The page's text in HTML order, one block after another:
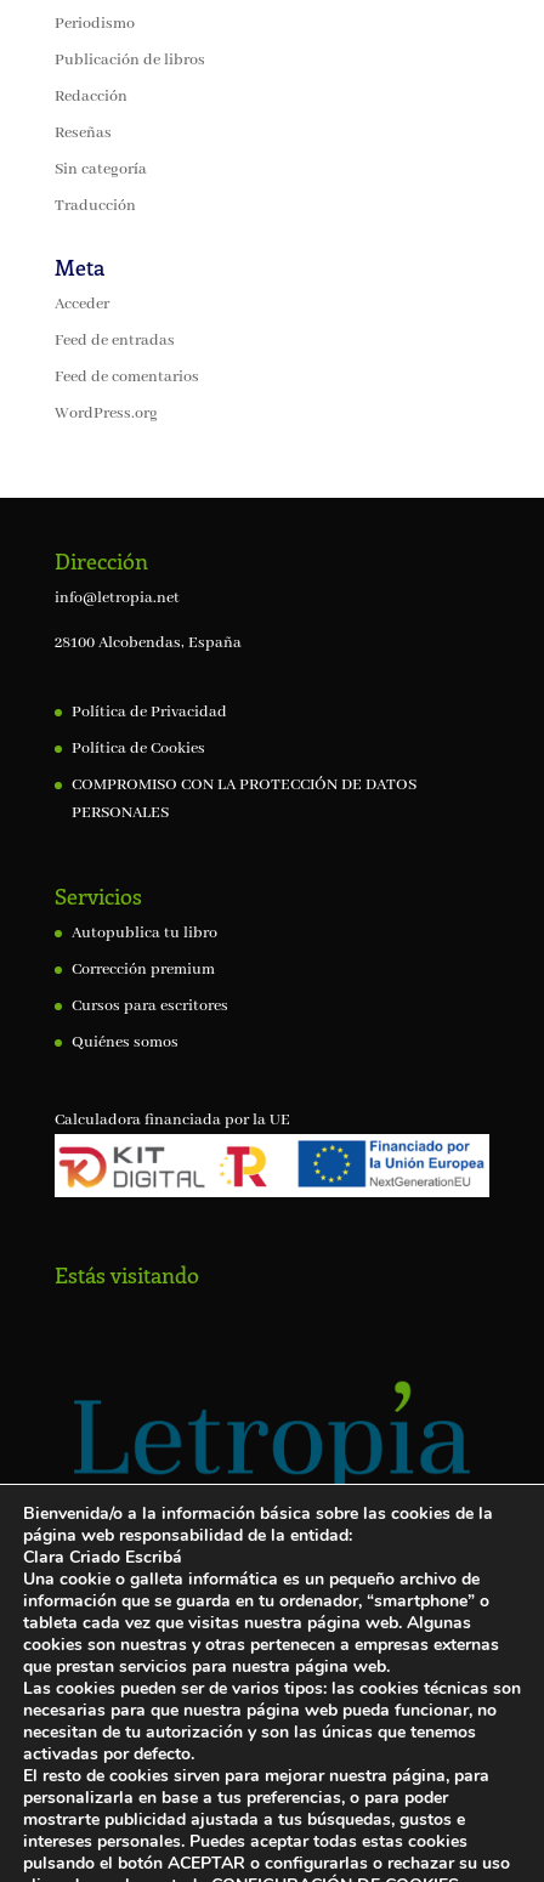
Periodismo
Publicación de libros
Redacción
Reseñas
Sin categoría
Traducción
Meta
Acceder
Feed de entradas
Feed de comentarios
WordPress.org
Dirección
info@letropia.net
28100 Alcobendas, España
Política de Privacidad
Política de Cookies
COMPROMISO CON LA PROTECCIÓN DE DATOS
PERSONALES
Servicios
Autopublica tu libro
Corrección premium
Cursos para escritores
Quiénes somos
Calculadora financiada por la UE
Estás visitando
Servicios para escritores
¡Letropía te ayuda con tu libro!
Autopublicar un libro
Cuanto cuesta publicar un libro
Cómo escribir un libro y publicarlo
Bienvenida/o a la información básica sobre las cookies de la
página web responsabilidad de la entidad:
Clara Criado Escribá
Una cookie o galleta informática es un pequeño archivo de
información que se guarda en tu ordenador, “smartphone” o
tableta cada vez que visitas nuestra página web. Algunas
cookies son nuestras y otras pertenecen a empresas externas
que prestan servicios para nuestra página web.
Las cookies pueden ser de varios tipos: las cookies técnicas son
necesarias para que nuestra página web pueda funcionar, no
necesitan de tu autorización y son las únicas que tenemos
activadas por defecto.
El resto de cookies sirven para mejorar nuestra página, para
personalizarla en base a tus preferencias, o para poder
mostrarte publicidad ajustada a tus búsquedas, gustos e
intereses personales. Puedes aceptar todas estas cookies
pulsando el botón ACEPTAR o configurarlas o rechazar su uso